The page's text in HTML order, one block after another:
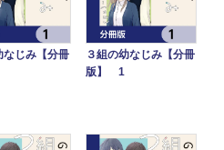
なじみ【分冊
３組の幼なじみ【分冊
版】 1